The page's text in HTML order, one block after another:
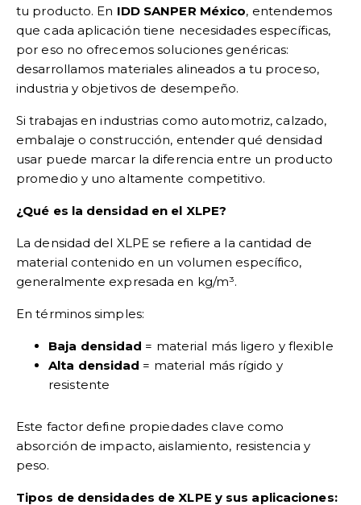
tu producto. En IDD SANPER México, entendemos
que cada aplicación tiene necesidades específicas,
por eso no ofrecemos soluciones genéricas:
desarrollamos materiales alineados a tu proceso,
industria y objetivos de desempeño.
Si trabajas en industrias como automotriz, calzado,
embalaje o construcción, entender qué densidad
usar puede marcar la diferencia entre un producto
promedio y uno altamente competitivo.
¿Qué es la densidad en el XLPE?
La densidad del XLPE se refiere a la cantidad de
material contenido en un volumen específico,
generalmente expresada en kg/m³.
En términos simples:
Baja densidad = material más ligero y flexible
Alta densidad = material más rígido y
resistente
Este factor define propiedades clave como
absorción de impacto, aislamiento, resistencia y
peso.
Tipos de densidades de XLPE y sus aplicaciones: